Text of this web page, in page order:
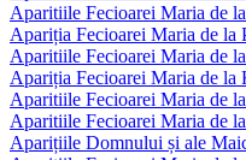
Aparitiile Fecioarei Maria de
Apariția Fecioarei Maria de la
Aparitiile Fecioarei Maria de
Apariția Fecioarei Maria de la
Aparitiile Fecioarei Maria de
Aparitiile Fecioarei Maria de
Aparițiile Domnului și ale